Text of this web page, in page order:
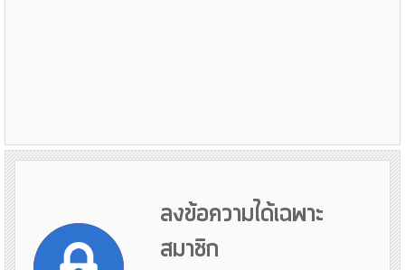
ลงข้อความได้เฉพาะ
สมาชิก